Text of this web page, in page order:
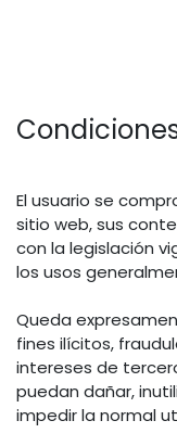
El usuario se
sitio web, sus
con la legislación
los usos
Queda
fines ilícitos,
intereses de
puedan dañar,
impedir la normal